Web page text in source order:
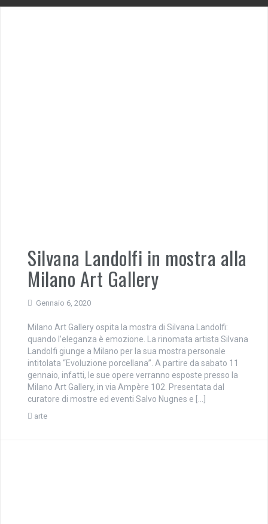
Silvana Landolfi in mostra alla
Milano Art Gallery
Gennaio 6, 2020
Milano Art Gallery ospita la mostra di Silvana Landolfi:
quando l’eleganza è emozione. La rinomata artista Silvana
Landolfi giunge a Milano per la sua mostra personale
intitolata “Evoluzione porcellana”. A partire da sabato 11
gennaio, infatti, le sue opere verranno esposte presso la
Milano Art Gallery, in via Ampère 102. Presentata dal
curatore di mostre ed eventi Salvo Nugnes e […]
arte